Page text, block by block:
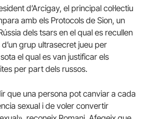
d’Arcigay, el principal col·lectiu
amb els Protocols de Sion, un
dels tsars en el qual es recullen
grup ultrasecret jueu per
el qual es van justificar els
per part dels russos.
que una persona pot canviar a cada
sexual i de voler convertir